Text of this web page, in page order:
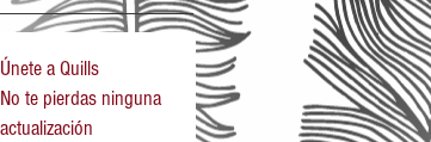
Únete a Quills
No te pierdas ninguna
actualización